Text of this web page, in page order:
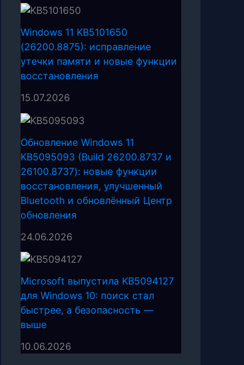
Windows 11 KB5101650
(26200.8875): исправление
утечки памяти и новые функции
восстановления
15.07.2026
Обновление Windows 11
KB5095093 (Build 26200.8737 и
26100.8737): новые функции
восстановления, улучшенный
Bluetooth и обновлённый Центр
обновления
24.06.2026
Microsoft выпустила KB5094127
для Windows 10: поиск стал
быстрее, а безопасность —
выше
10.06.2026